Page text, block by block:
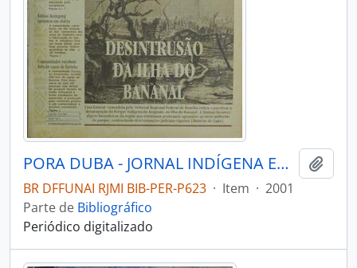
PORA DUBA - JORNAL INDÍGENA EDITADO PELA FUNAI - 2001 - Nº04
BR DFFUNAI RJMI BIB-PER-P623 · Item · 2001
Parte de Bibliográfico
Periódico digitalizado